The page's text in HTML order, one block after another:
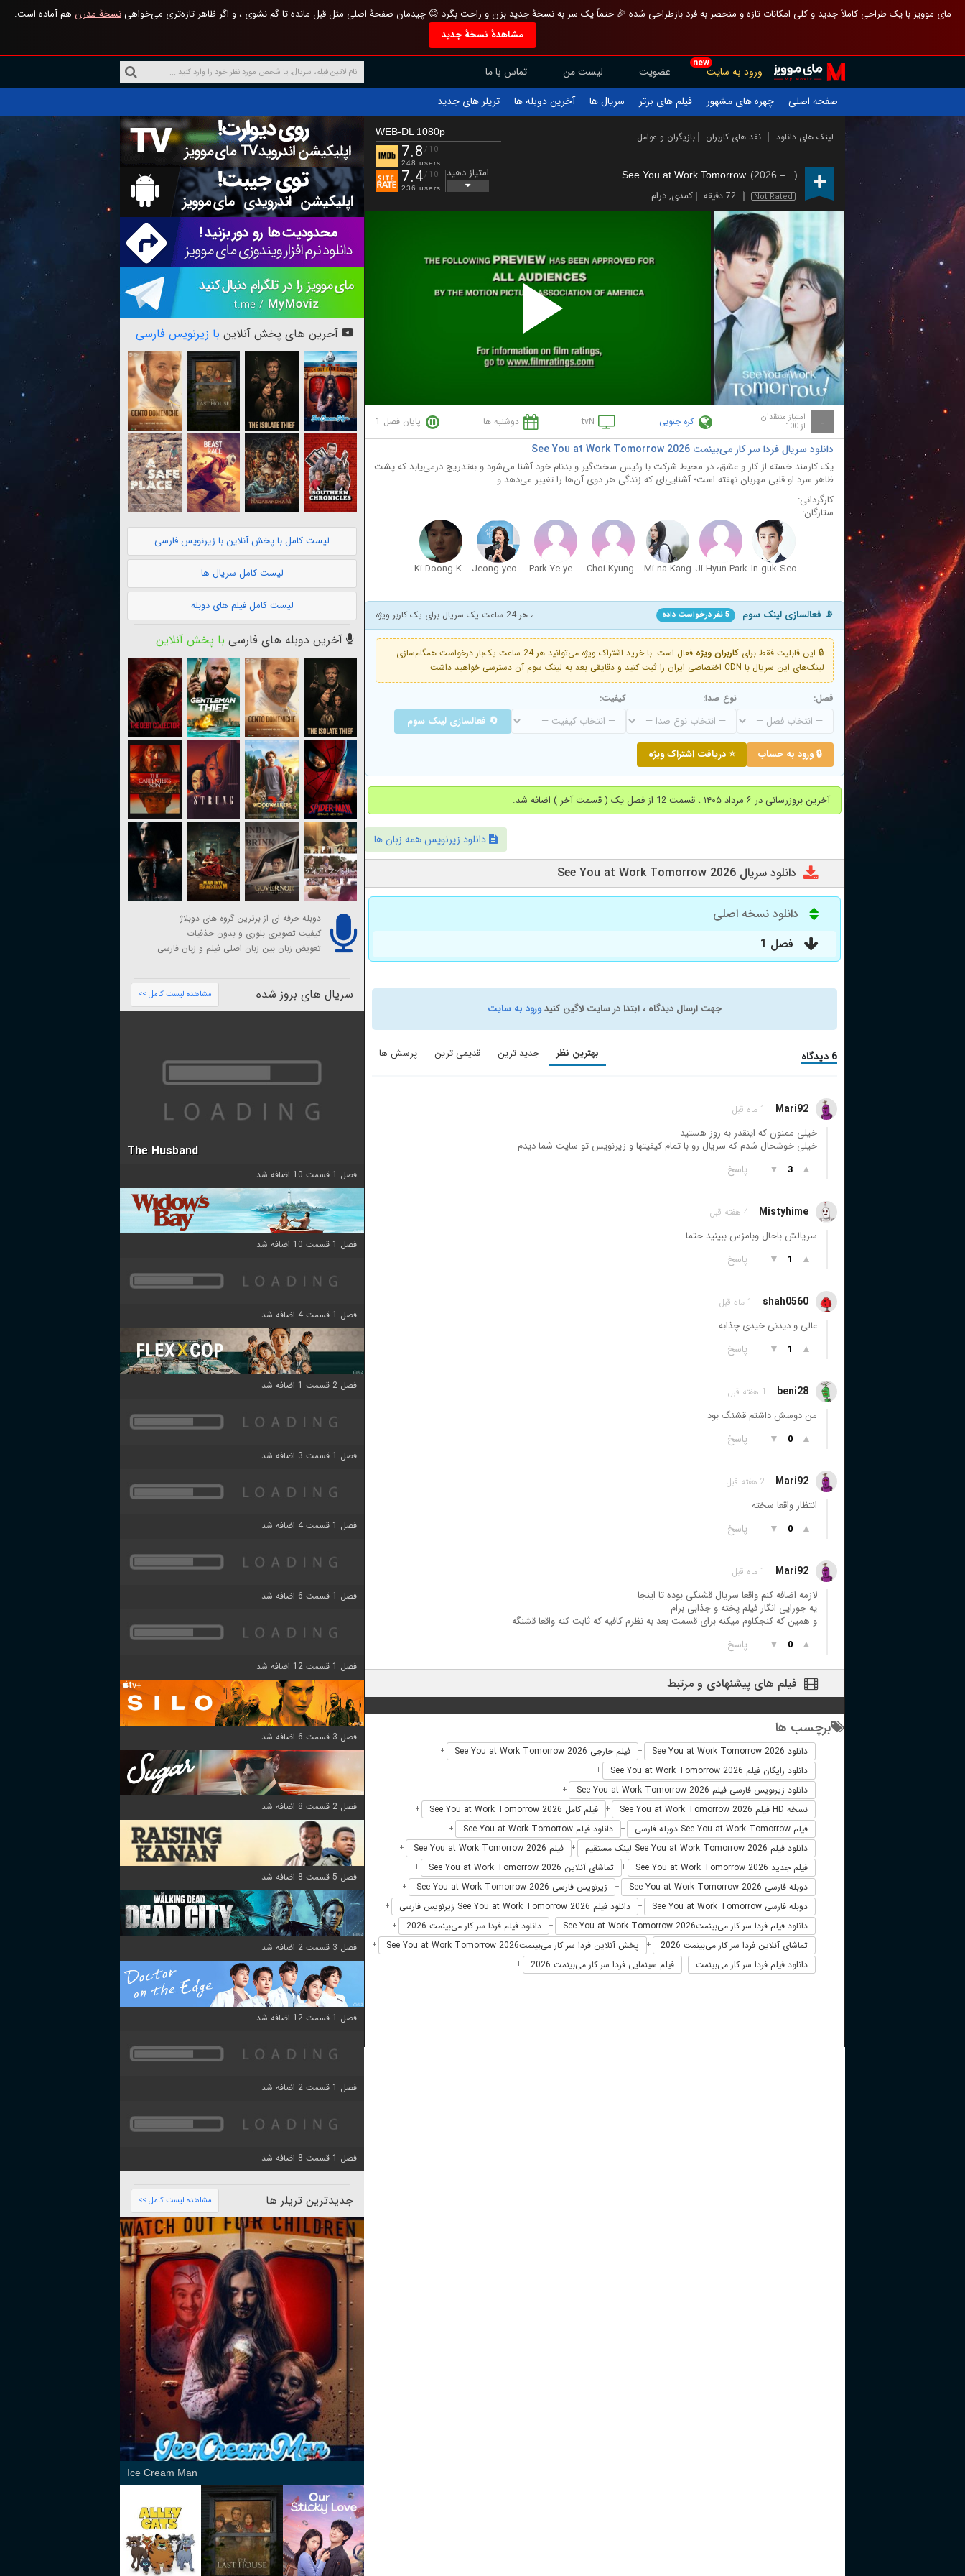
مای موویز با یک طراحی کاملاً جدید و کلی امکانات تازه و منحصر به فرد بازطراحی شده 🎉 حتماً یک سر به نسخهٔ جدید بزن و راحت بگرد 😊 چیدمان صفحهٔ اصلی مثل قبل مانده تا گم نشوی ، و اگر ظاهر تازه‌تری می‌خواهینسخهٔ مدرن هم آماده است.
مشاهدهٔ نسخهٔ جدید
new
ورود به سایت عضویت لیست من
تماس با ما
صفحه اصلی
چهره های مشهور فیلم های برتر سریال ها آخرین دوبله ها تریلر های جدید
لینک های دانلود نقد های کاربران بازیگران و عوامل
See You at Work Tomorrow (2026 – )
Not Rated 72 دقیقه کمدی,درام
WEB-DL 1080p
7.8 /10
248 users
7.4/10
236 users
امتیاز دهید
Play
Video
- امتیاز منتقدان
از 100 کره جنوبی tvN دوشنبه ها پایان فصل 1
دانلود سریال فردا سر کار می‌بینمت See You at Work Tomorrow 2026
یک کارمند خسته از کار و عشق، در محیط شرکت با رئیس سخت‌گیر و بدنام خود آشنا می‌شود و به‌تدریج درمی‌یابد که پشت
ظاهر سرد او قلبی مهربان نهفته است؛ آشنایی‌ای که زندگی هر دوی آن‌ها را تغییر می‌دهد و ...
کارگردانی:
ستارگان:
In-guk Seo
Ji-Hyun Park
Mi-na Kang
Choi Kyung-hoon
Park Ye-yeong
Jeong-yeong Kim
Ki-Doong Kang
📡 فعالسازی لینک سوم 5 نفر درخواست داده ، هر 24 ساعت یک سریال برای یک کاربر ویژه
🔒 این قابلیت فقط برای کاربران ویژه
فعال است. با خرید اشتراک ویژه می‌توانید هر 24 ساعت یک‌بار درخواست همگام‌سازی
لینک‌های این سریال با CDN اختصاصی ایران را ثبت کنید و دقایقی بعد به لینک سوم آن دسترسی خواهید داشت
فصل: نوع صدا: کیفیت:
🔄 فعالسازی لینک سوم
🔒 ورود به حساب ⭐ دریافت اشتراک ویژه
آخرین بروزرسانی در ۶ مرداد ۱۴۰۵ ، قسمت 12 از فصل یک ( قسمت آخر ) اضافه شد.
دانلود زیرنویس همه زبان ها
دانلود سریال See You at Work Tomorrow 2026
دانلود نسخه اصلی
فصل 1
جهت ارسال دیدگاه ، ابتدا در سایت لاگین کنیدورود به سایت
6 دیدگاه بهترین نظر جدید ترین قدیمی ترین پرسش ها
Mari92 1 ماه قبل
خیلی ممنون که اینقدر به روز هستید
خیلی خوشحال شدم که سریال رو با تمام کیفیتها و زیرنویس تو سایت شما دیدم
▲
3
▼ پاسخ
Mistyhime 4 هفته قبل
سریالش باحال وبامزس ببینید حتما
▲
1
▼ پاسخ
shah0560 1 ماه قبل
عالی و دیدنی خیدی چذابه
▲
1
▼ پاسخ
beni28 1 هفته قبل
من دوسش داشتم قشنگ بود
▲
0
▼ پاسخ
Mari92 2 هفته قبل
انتظار واقعا سخته
▲
0
▼ پاسخ
Mari92 1 ماه قبل
لازمه اضافه کنم واقعا سریال قشنگی بوده تا اینجا
یه جورایی انگار فیلم پخته و جذابی برام
و همین که کنجکاوم میکنه برای قسمت بعد به نظرم کافیه که ثابت کنه واقعا قشنگه
▲
0
▼ پاسخ
فیلم های پیشنهادی و مرتبط
برچسب ها
دانلود See You at Work Tomorrow 2026 + فیلم خارجی See You at Work Tomorrow 2026 +
دانلود رایگان فیلم See You at Work Tomorrow 2026 +
دانلود زیرنویس فارسی فیلم See You at Work Tomorrow 2026 +
نسخه HD فیلم See You at Work Tomorrow 2026 + فیلم کامل See You at Work Tomorrow 2026 +
فیلم See You at Work Tomorrow دوبله فارسی + دانلود فیلم See You at Work Tomorrow +
دانلود فیلم See You at Work Tomorrow 2026 لینک مستقیم + فیلم See You at Work Tomorrow 2026 +
فیلم جدید See You at Work Tomorrow 2026 + تماشای آنلاین See You at Work Tomorrow 2026 +
دوبله فارسی See You at Work Tomorrow 2026 + زیرنویس فارسی See You at Work Tomorrow 2026 +
دوبله فارسی See You at Work Tomorrow + دانلود فیلم See You at Work Tomorrow 2026 زیرنویس فارسی +
دانلود فیلم فردا سر کار می‌بینمتSee You at Work Tomorrow 2026 + دانلود فیلم فردا سر کار می‌بینمت 2026 +
تماشای آنلاین فردا سر کار می‌بینمت 2026 + پخش آنلاین فردا سر کار می‌بینمتSee You at Work Tomorrow 2026 +
دانلود فیلم فردا سر کار می‌بینمت + فیلم سینمایی فردا سر کار می‌بینمت 2026 +
آخرین های پخش آنلاین با زیرنویس فارسی
لیست کامل با پخش آنلاین با زیرنویس فارسی
لیست کامل سریال ها
لیست کامل فیلم های دوبله
آخرین دوبله های فارسی با پخش آنلاین
دوبله حرفه ای از برترین گروه های دوبلاژ
کیفیت تصویری بلوری و بدون حذفیات
تعویض زبان بین زبان اصلی فیلم و زبان فارسی
سریال های بروز شده مشاهده لیست کامل >>
The Husband
فصل 1 قسمت 10 اضافه شد
فصل 1 قسمت 10 اضافه شد
فصل 1 قسمت 4 اضافه شد
فصل 2 قسمت 1 اضافه شد
فصل 1 قسمت 3 اضافه شد
فصل 1 قسمت 4 اضافه شد
فصل 1 قسمت 6 اضافه شد
فصل 1 قسمت 12 اضافه شد
فصل 3 قسمت 6 اضافه شد
فصل 2 قسمت 8 اضافه شد
فصل 5 قسمت 8 اضافه شد
فصل 3 قسمت 2 اضافه شد
فصل 1 قسمت 12 اضافه شد
فصل 1 قسمت 2 اضافه شد
فصل 1 قسمت 8 اضافه شد
جدیدترین تریلر ها مشاهده لیست کامل >>
Ice Cream Man